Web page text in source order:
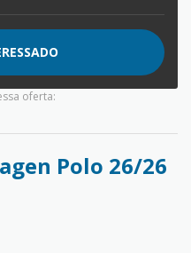
oferta:
Polo 26/26